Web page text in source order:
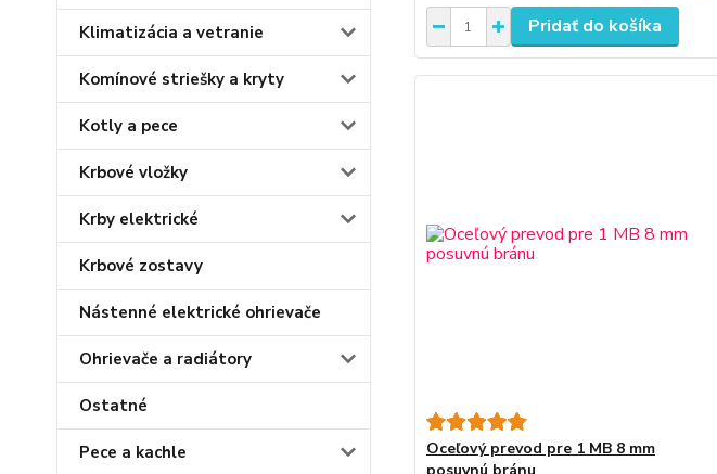
Klimatizácia a vetranie
Komínové striešky a kryty
Kotly a pece
Krbové vložky
Krby elektrické
Krbové zostavy
Nástenné elektrické ohrievače
Ohrievače a radiátory
Ostatné
Pece a kachle
Pridať do košíka
Oceľový prevod pre 1 MB 8 mm